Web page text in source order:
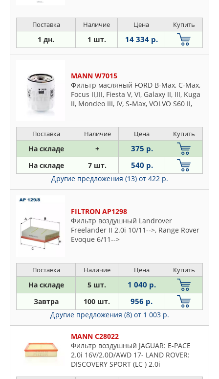
Поставка Наличие Цена Купить
1 дн. 1 шт. 14 334 р.
MANN W7015
Фильтр масляный FORD B-Max, C-Max,
Focus II,III, Fiesta V, VI, Galaxy II, III, Kuga
II, Mondeo III, IV, S-Max, VOLVO S60 II,
Freelander II, Range Rover Evogue
Поставка Наличие Цена Купить
На складе + 375 р.
На складе 7 шт. 540 р.
Другие предложения (13) от 422 р.
FILTRON AP1298
Фильтр воздушный Landrover
Freelander II 2.0i 10/11-->, Range Rover
Evoque 6/11-->
Поставка Наличие Цена Купить
На складе 5 шт. 1 040 р.
Завтра 100 шт. 956 р.
Другие предложения (8) от 1 003 р.
MANN C28022
Фильтр воздушный JAGUAR: E-PACE
2.0i 16V/2.0D/AWD 17- LAND ROVER:
DISCOVERY SPORT (LC ) 2.0i